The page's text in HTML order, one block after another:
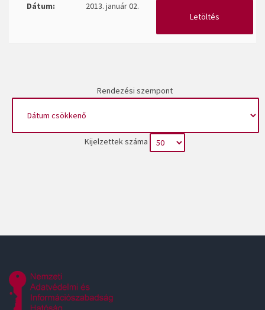
Dátum:
2013. január 02.
Letöltés
Rendezési szempont
Kijelzettek száma